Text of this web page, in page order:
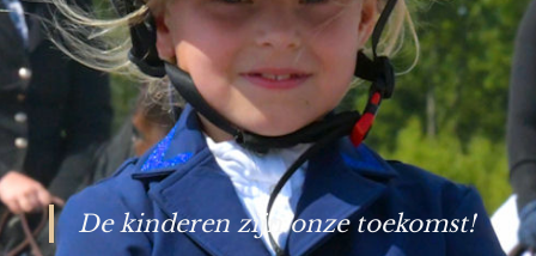
De kinderen zijn onze toekomst!